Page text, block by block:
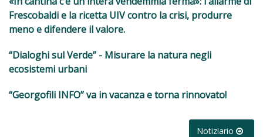
Frescobaldi e la ricetta UIV contro la crisi, produrre
meno e difendere il valore.
“Dialoghi sul Verde” - Misurare la natura negli
ecosistemi urbani
“Georgofili INFO” va in vacanza e torna rinnovato!
Notiziario